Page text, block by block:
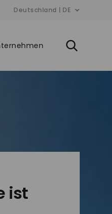
Deutschland | DE
ist